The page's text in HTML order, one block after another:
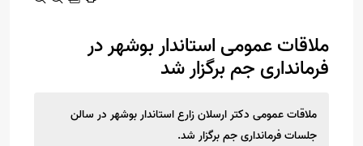
ملاقات عمومی استاندار بوشهر در
فرمانداری جم برگزار شد
ملاقات عمومی دکتر ارسلان زارع استاندار بوشهر در سالن
جلسات فرمانداری جم برگزار شد.